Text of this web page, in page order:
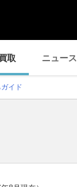
取 ニュース
イド